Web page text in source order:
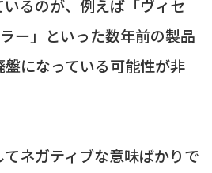
るのが、例えば「ヴィセ
ー」といった数年前の製品
になっている可能性が非
ネガティブな意味ばかりで